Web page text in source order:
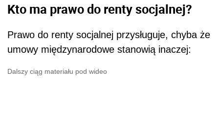
Kto ma prawo do renty socjalnej?
Prawo do renty socjalnej przysługuje, chyba że
umowy międzynarodowe stanowią inaczej:
Dalszy ciąg materiału pod wideo